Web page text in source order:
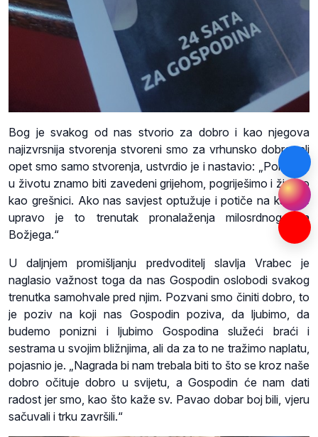
Bog je svakog od nas stvorio za dobro i kao njegova
najizvrsnija stvorenja stvoreni smo za vrhunsko dobro, ali
opet smo samo stvorenja, ustvrdio je i nastavio: „Ponekad
u životu znamo biti zavedeni grijehom, pogriješimo i živimo
kao grešnici. Ako nas savjest optužuje i potiče na kajanje
upravo je to trenutak pronalaženja milosrdnog lica
Božjega.“
U daljnjem promišljanju predvoditelj slavlja Vrabec je
naglasio važnost toga da nas Gospodin oslobodi svakog
trenutka samohvale pred njim. Pozvani smo činiti dobro, to
je poziv na koji nas Gospodin poziva, da ljubimo, da
budemo ponizni i ljubimo Gospodina služeći braći i
sestrama u svojim bližnjima, ali da za to ne tražimo naplatu,
pojasnio je. „Nagrada bi nam trebala biti to što se kroz naše
dobro očituje dobro u svijetu, a Gospodin će nam dati
radost jer smo, kao što kaže sv. Pavao dobar boj bili, vjeru
sačuvali i trku završili.“